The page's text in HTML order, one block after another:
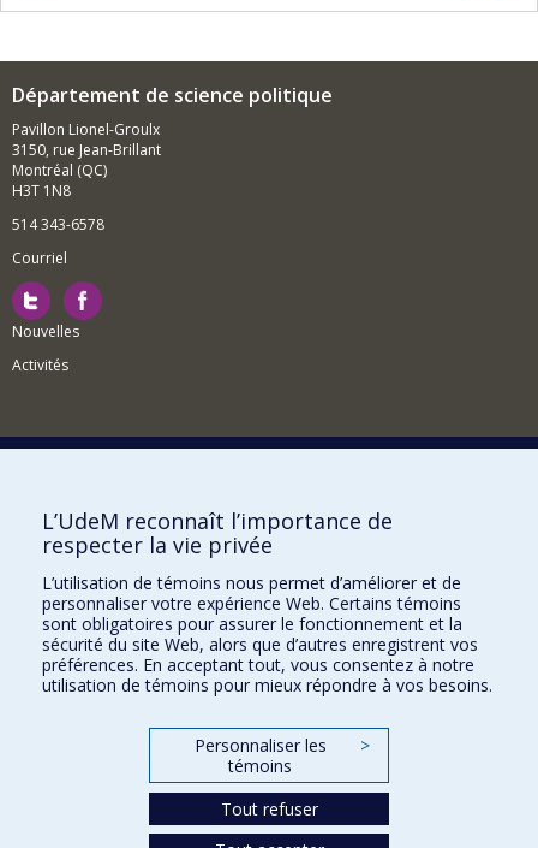
Département de science politique
Pavillon Lionel-Groulx
3150, rue Jean-Brillant
Montréal (QC)
H3T 1N8
514 343-6578
Courriel
Nouvelles
Activités
Comment soutenir le Département?
BESOIN D'AIDE?
Plan du site
Signaler une erreur
Accessibilité
FACULTÉ DES ARTS ET DES SCIENCES
Nos départements et écoles
L’UdeM reconnaît l’importance de
respecter la vie privée
L’utilisation de témoins nous permet d’améliorer et de
personnaliser votre expérience Web. Certains témoins
sont obligatoires pour assurer le fonctionnement et la
sécurité du site Web, alors que d’autres enregistrent vos
préférences. En acceptant tout, vous consentez à notre
utilisation de témoins pour mieux répondre à vos besoins.
Personnaliser les
témoins
>
Tout refuser